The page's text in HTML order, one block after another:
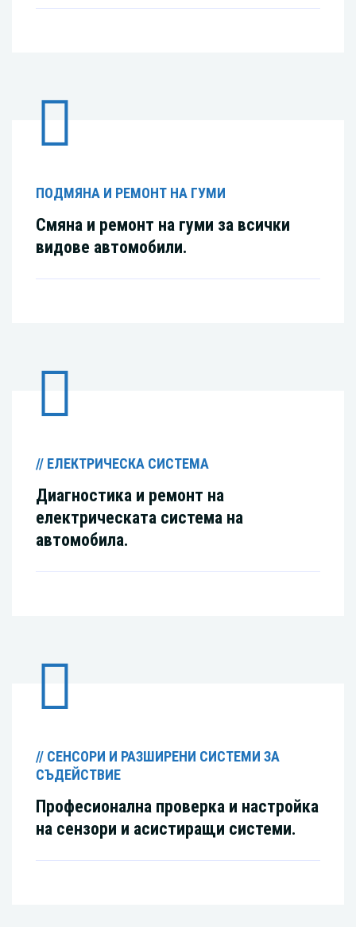
ПОДМЯНА И РЕМОНТ НА ГУМИ
Смяна и ремонт на гуми за всички
видове автомобили.
// ЕЛЕКТРИЧЕСКА СИСТЕМА
Диагностика и ремонт на
електрическата система на
автомобила.
// СЕНСОРИ И РАЗШИРЕНИ СИСТЕМИ ЗА
СЪДЕЙСТВИЕ
Професионална проверка и настройка
на сензори и асистиращи системи.